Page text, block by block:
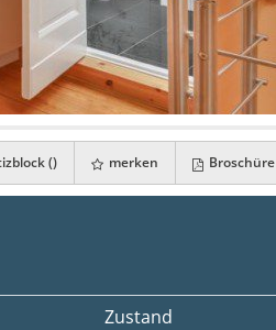
() merken Broschüre
Zustand